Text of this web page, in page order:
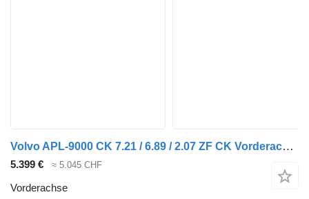
Volvo APL-9000 CK 7.21 / 6.89 / 2.07 ZF CK Vorderachse für Volvo FMX FM13 FM9 FM12 FM11 LKW
5.399 € ≈ 5.045 CHF
Vorderachse